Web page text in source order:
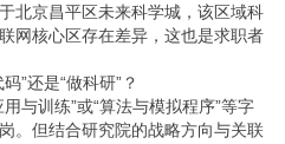
北京昌平区未来科学城，该区域科
网核心区存在差异，这也是求职者
”还是“做科研”？
与训练”或“算法与模拟程序”等字
。但结合研究院的战略方向与关联